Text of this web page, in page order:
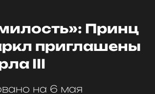
Принц
приглашены
III
на 6 мая